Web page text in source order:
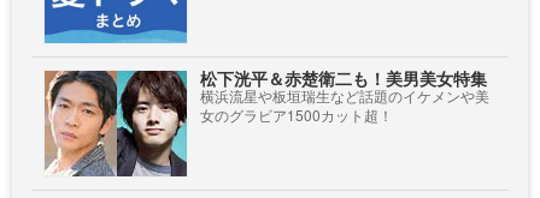
松下洸平＆赤楚衛二も！美男美女特集
横浜流星や板垣瑞生など話題のイケメンや美
女のグラビア1500カット超！